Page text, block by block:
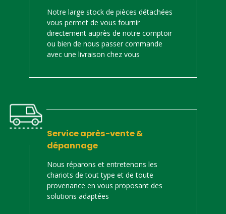
Notre large stock de pièces détachées
vous permet de vous fournir
directement auprès de notre comptoir
ou bien de nous passer commande
avec une livraison chez vous
Service après-vente &
dépannage
Nous réparons et entretenons les
chariots de tout type et de toute
provenance en vous proposant des
solutions adaptées